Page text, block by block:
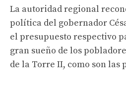
La autoridad regional
política del gobernador
el presupuesto respectivo
gran sueño de los
de la Torre II, como son las